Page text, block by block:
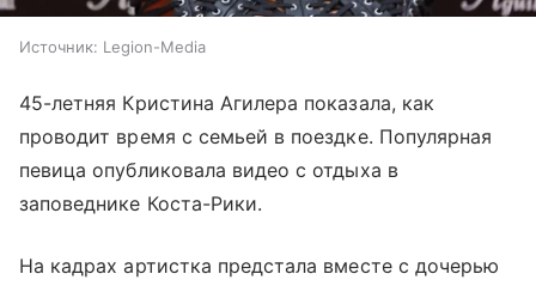
Источник: Legion-Media
45-летняя Кристина Агилера показала, как
проводит время с семьей в поездке. Популярная
певица опубликовала видео с отдыха в
заповеднике Коста-Рики.
На кадрах артистка предстала вместе с дочерью